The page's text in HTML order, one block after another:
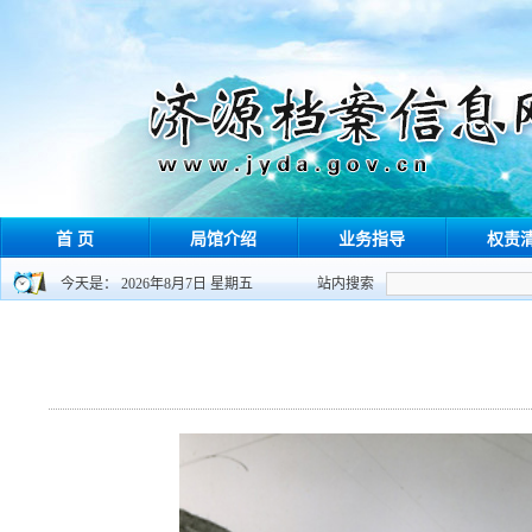
首 页 局馆介绍 业务指导 权责
今天是： 2026年8月7日 星期五 站内搜索